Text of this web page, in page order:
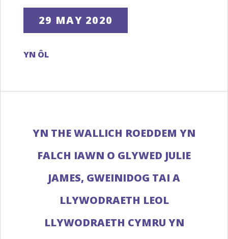
29 MAY 2020
YN ÔL
YN THE WALLICH ROEDDEM YN
FALCH IAWN O GLYWED JULIE
JAMES, GWEINIDOG TAI A
LLYWODRAETH LEOL
LLYWODRAETH CYMRU YN